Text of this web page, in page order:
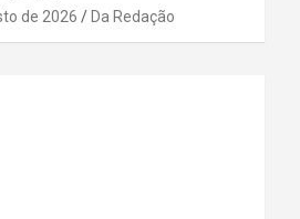
de 2026 Da Redação